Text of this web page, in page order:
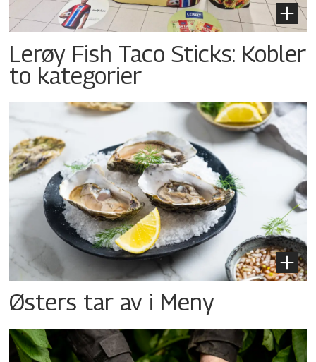
Lerøy Fish Taco Sticks: Kobler
to kategorier
Østers tar av i Meny